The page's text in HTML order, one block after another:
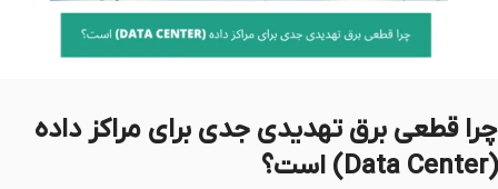
چرا قطعی برق تهدیدی جدی برای مراکز داده
(Data Center) است؟